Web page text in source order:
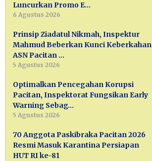
Luncurkan Promo E…
6 Agustus 2026
Prinsip Ziadatul Nikmah, Inspektur
Mahmud Beberkan Kunci Keberkahan
ASN Pacitan …
5 Agustus 2026
Optimalkan Pencegahan Korupsi
Pacitan, Inspektorat Fungsikan Early
Warning Sebag…
5 Agustus 2026
70 Anggota Paskibraka Pacitan 2026
Resmi Masuk Karantina Persiapan
HUT RI ke-81